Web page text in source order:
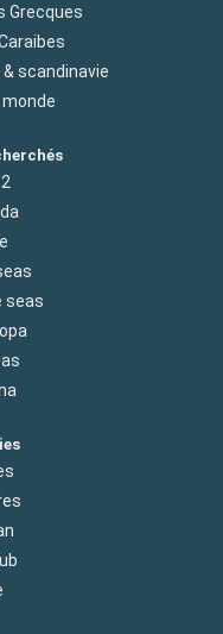
Grecques
scandinavie
seas